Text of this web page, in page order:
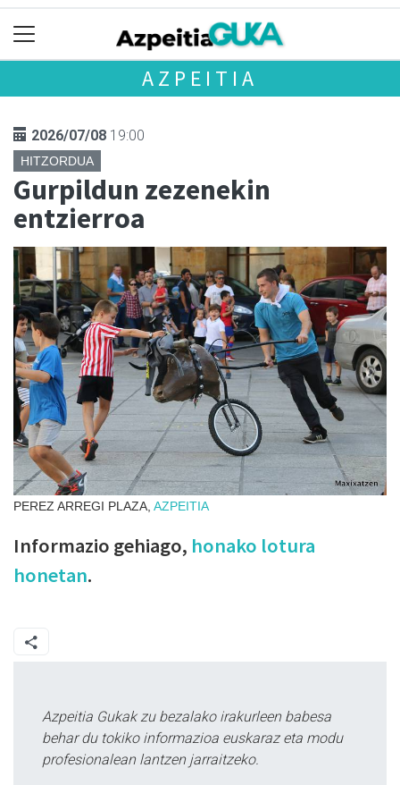
AZPEITIA
2026/07/08 19:00
HITZORDUA
Gurpildun zezenekin
entzierroa
PEREZ ARREGI PLAZA, AZPEITIA
Informazio gehiago, honako lotura
honetan.
Azpeitia Gukak zu bezalako irakurleen babesa
behar du tokiko informazioa euskaraz eta modu
profesionalean lantzen jarraitzeko.